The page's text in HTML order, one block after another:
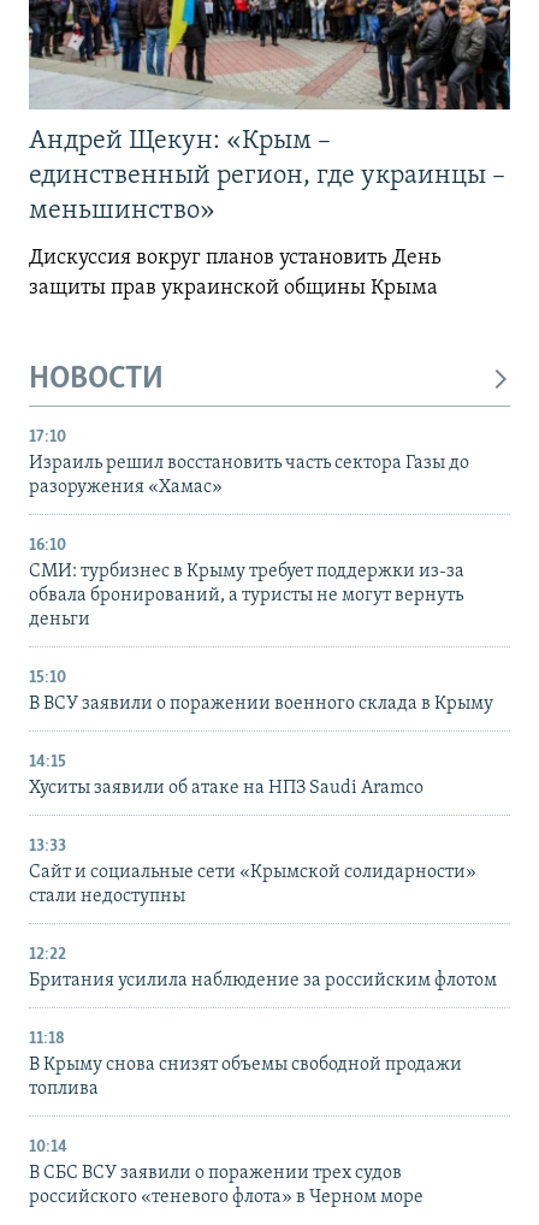
Андрей Щекун: «Крым –
единственный регион, где украинцы –
меньшинство»
Дискуссия вокруг планов установить День
защиты прав украинской общины Крыма
НОВОСТИ
17:10
Израиль решил восстановить часть сектора Газы до
разоружения «Хамас»
16:10
СМИ: турбизнес в Крыму требует поддержки из-за
обвала бронирований, а туристы не могут вернуть
деньги
15:10
В ВСУ заявили о поражении военного склада в Крыму
14:15
Хуситы заявили об атаке на НПЗ Saudi Aramco
13:33
Сайт и социальные сети «Крымской солидарности»
стали недоступны
12:22
Британия усилила наблюдение за российским флотом
11:18
В Крыму снова снизят объемы свободной продажи
топлива
10:14
В СБС ВСУ заявили о поражении трех судов
российского «теневого флота» в Черном море